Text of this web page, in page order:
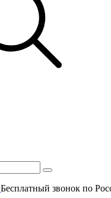
Бесплатный звонок по